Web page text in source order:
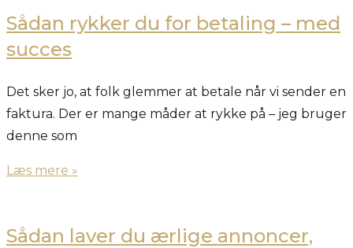
Sådan rykker du for betaling – med
succes
Det sker jo, at folk glemmer at betale når vi sender en
faktura. Der er mange måder at rykke på – jeg bruger
denne som
Læs mere »
Sådan laver du ærlige annoncer,